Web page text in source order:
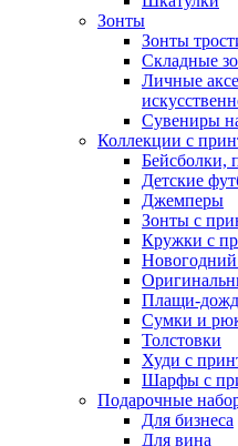
Зонты
Зонты
Складные
Личные
Сувениры
Коллекции с
Бейсболки,
Детские
Джемперы
Зонты с
Кружки с
Плащи-
Сумки и
Толстовки
Худи с
Шарфы с
Подарочные
Для бизнеса
Для вина